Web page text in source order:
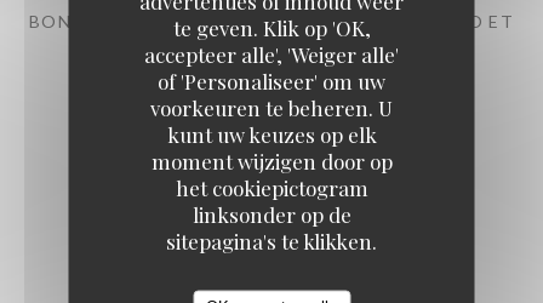
te geven. Klik op 'OK,
accepteer alle', 'Weiger alle'
of 'Personaliseer' om uw
voorkeuren te beheren. U
kunt uw keuzes op elk
moment wijzigen door op
het cookiepictogram
linksonder op de
sitepagina's te klikken.
BONITE MI-CUITE , PETITS POIS , AJO BLANCO ET
KUMQUAT
22,00 EUR
SEICHE GRILLÉE , NDUJA ET FIGUES
23,00 EUR